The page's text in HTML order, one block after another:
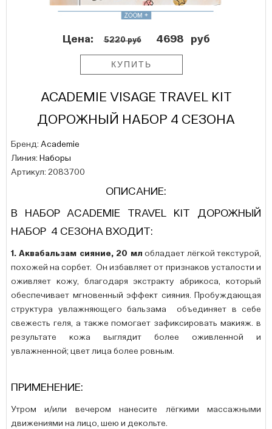
Цена: 5220 руб 4698 руб
ACADEMIE VISAGE TRAVEL KIT
ДОРОЖНЫЙ НАБОР 4 СЕЗОНА
Бренд: Academie
Линия: Наборы
Артикул: 2083700
ОПИСАНИЕ:
В НАБОР ACADEMIE TRAVEL KIT ДОРОЖНЫЙ
НАБОР 4 СЕЗОНА ВХОДИТ:
1. Аквабальзам сияние, 20 мл обладает лёгкой текстурой,
похожей на сорбет. Он избавляет от признаков усталости и
оживляет кожу, благодаря экстракту абрикоса, который
обеспечивает мгновенный эффект сияния. Пробуждающая
структура увлажняющего бальзама объединяет в себе
свежесть геля, а также помогает зафиксировать макияж. в
результате кожа выглядит более оживленной и
увлажненной; цвет лица более ровным.
ПРИМЕНЕНИЕ:
Утром и/или вечером нанесите лёгкими массажными
движениями на лицо, шею и декольте.